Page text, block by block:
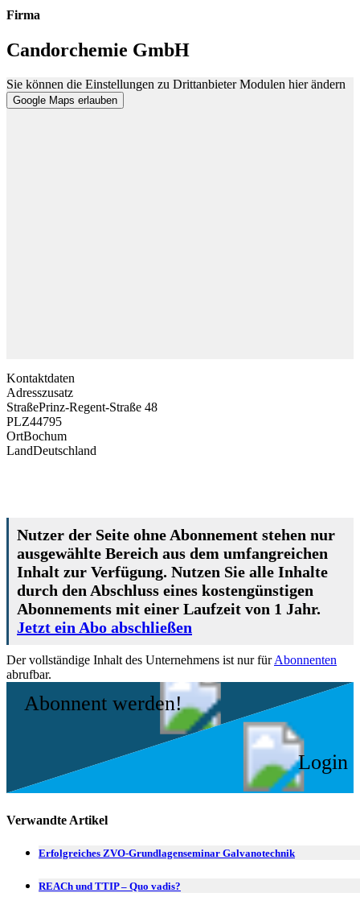
Firma
Candorchemie GmbH
Sie können die Einstellungen zu Drittanbieter Modulen hier ändern
Google Maps erlauben
Kontaktdaten
Adresszusatz
StraßePrinz-Regent-Straße 48
PLZ44795
OrtBochum
LandDeutschland
Nutzer der Seite ohne Abonnement stehen nur
ausgewählte Bereich aus dem umfangreichen
Inhalt zur Verfügung. Nutzen Sie alle Inhalte
durch den Abschluss eines kostengünstigen
Abonnements mit einer Laufzeit von 1 Jahr.
Jetzt ein Abo abschließen
Der vollständige Inhalt des Unternehmens ist nur fürAbonnenten
abrufbar.
Abonnent werden!
Login
Verwandte Artikel
Erfolgreiches ZVO-Grundlagenseminar Galvanotechnik
REACh und TTIP – Quo vadis?